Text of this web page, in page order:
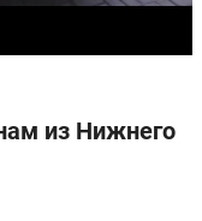
из Нижнего